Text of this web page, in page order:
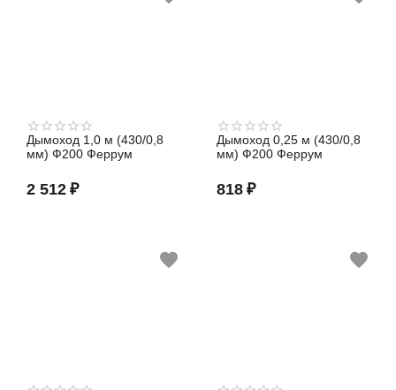
Дымоход 1,0 м (430/0,8
мм) Ф200 Феррум
2 512 ₽
Дымоход 0,25 м (430/0,8
мм) Ф200 Феррум
818 ₽